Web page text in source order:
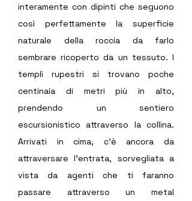
interamente con dipinti che seguono
così perfettamente la superficie
naturale della roccia da farlo
sembrare ricoperto da un tessuto. I
templi rupestri si trovano poche
centinaia di metri più in alto,
prendendo un sentiero
escursionistico attraverso la collina.
Arrivati in cima, c'è ancora da
attraversare l'entrata, sorvegliata a
vista da agenti che ti faranno
passare attraverso un metal